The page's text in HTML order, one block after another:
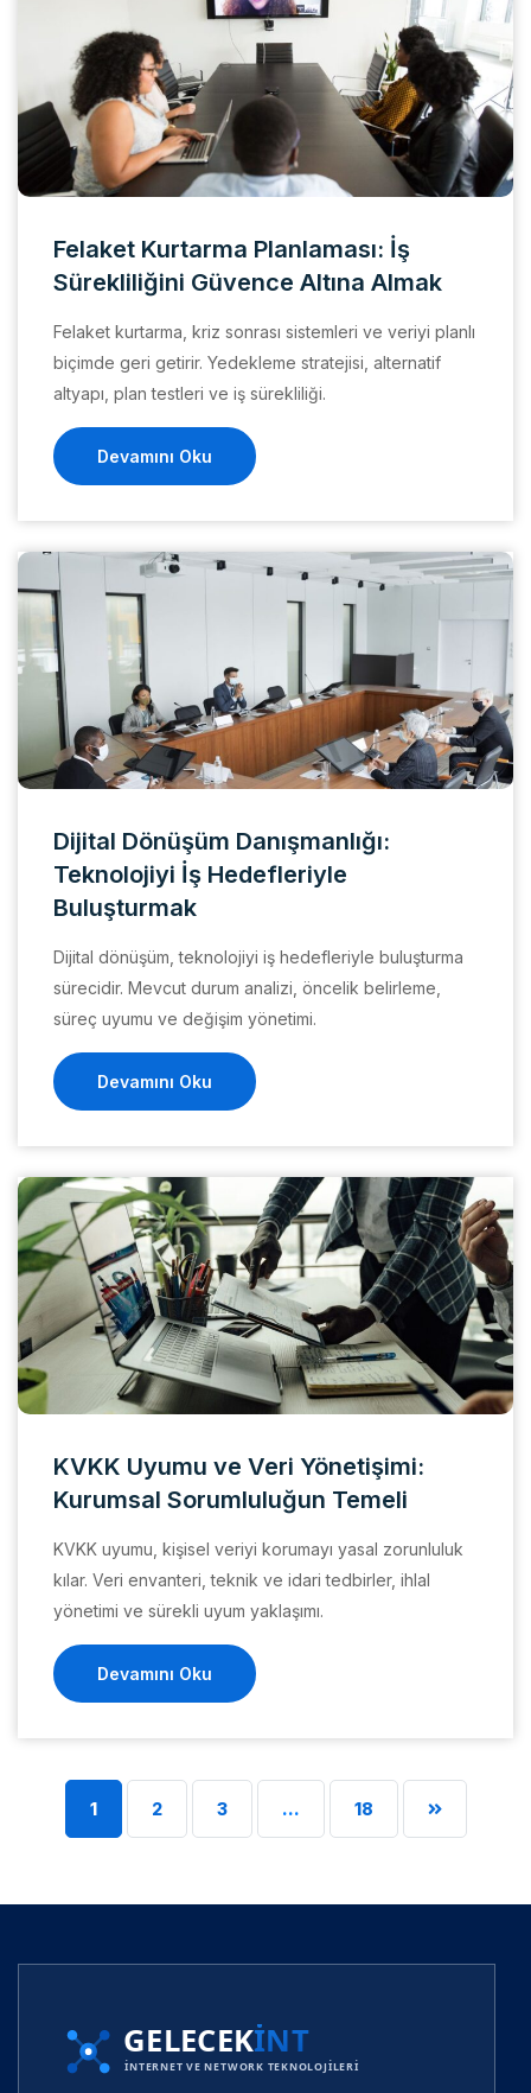
Felaket Kurtarma Planlaması: İş
Sürekliliğini Güvence Altına Almak
Felaket kurtarma, kriz sonrası sistemleri ve veriyi planlı
biçimde geri getirir. Yedekleme stratejisi, alternatif
altyapı, plan testleri ve iş sürekliliği.
Devamını Oku
Dijital Dönüşüm Danışmanlığı:
Teknolojiyi İş Hedefleriyle
Buluşturmak
Dijital dönüşüm, teknolojiyi iş hedefleriyle buluşturma
sürecidir. Mevcut durum analizi, öncelik belirleme,
süreç uyumu ve değişim yönetimi.
Devamını Oku
KVKK Uyumu ve Veri Yönetişimi:
Kurumsal Sorumluluğun Temeli
KVKK uyumu, kişisel veriyi korumayı yasal zorunluluk
kılar. Veri envanteri, teknik ve idari tedbirler, ihlal
yönetimi ve sürekli uyum yaklaşımı.
Devamını Oku
1 2 3 … 18